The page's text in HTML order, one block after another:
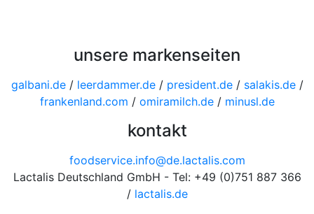
unsere markenseiten
galbani.de/ leerdammer.de/ president.de/ salakis.de/
frankenland.com / omiramilch.de/ minusl.de
kontakt
foodservice.info@de.lactalis.com
Lactalis Deutschland GmbH - Tel: +49 (0)751 887 366
/ lactalis.de